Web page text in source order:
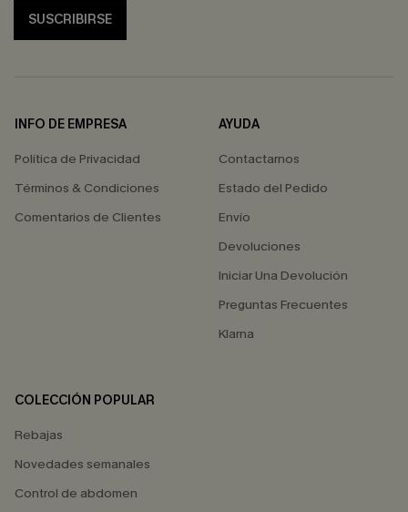
SUSCRIBIRSE
INFO DE EMPRESA
Política de Privacidad
Términos & Condiciones
Comentarios de Clientes
AYUDA
Contactarnos
Estado del Pedido
Envío
Devoluciones
Iniciar Una Devolución
Preguntas Frecuentes
Klarna
COLECCIÓN POPULAR
Rebajas
Novedades semanales
Control de abdomen